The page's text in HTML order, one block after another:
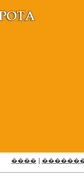
����